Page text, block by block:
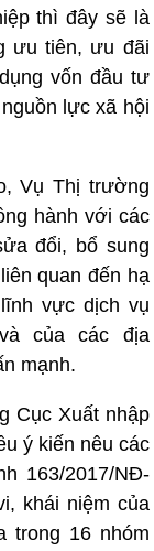
thì đây sẽ là
ưu tiên, ưu đãi
vốn đầu tư
lực xã hội
Vụ Thị trường
hành với các
đổi, bổ sung
quan đến hạ
vực dịch vụ
của các địa
mạnh.
Cục Xuất nhập
ý kiến nêu các
163/2017/NĐ-
khái niệm của
trong 16 nhóm